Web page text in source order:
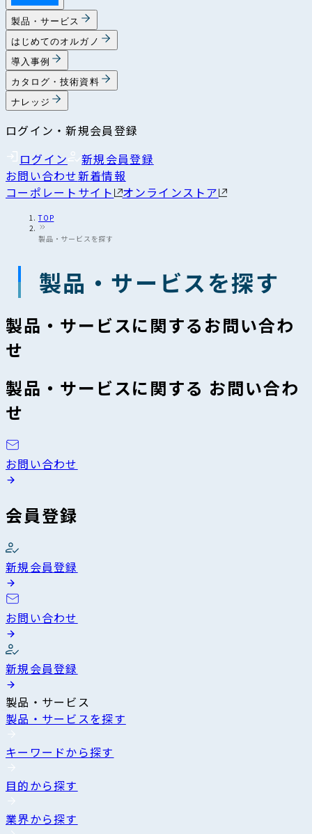
製品・サービス
はじめてのオルガノ
導入事例
カタログ・技術資料
ナレッジ
ログイン・新規会員登録
ログイン
新規会員登録
お問い合わせ新着情報
コーポレートサイト
オンラインストア
TOP
製品・サービスを探す
製品・サービスを探す
製品・サービスに関するお問い合わ
せ
製品・サービスに関する お問い合わ
せ
お問い合わせ
会員登録
新規会員登録
お問い合わせ
新規会員登録
製品・サービス
製品・サービスを探す
キーワードから探す
目的から探す
業界から探す